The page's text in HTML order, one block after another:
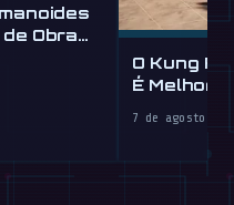
Obra
O Kung
É Melhor
7 de agosto de